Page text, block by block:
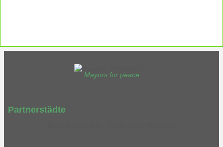
Mayors for peace
Partnerstädte